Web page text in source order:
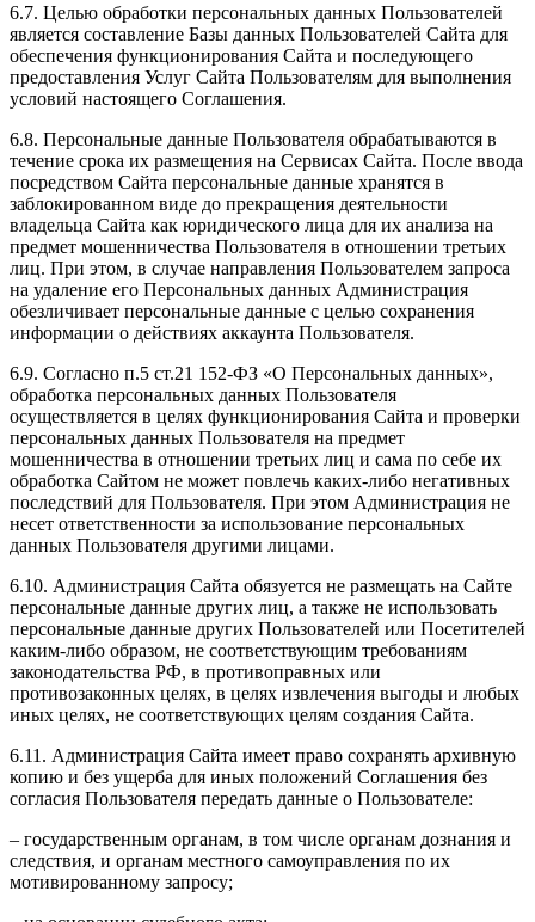
6.7. Целью обработки персональных данных Пользователей
является составление Базы данных Пользователей Сайта для
обеспечения функционирования Сайта и последующего
предоставления Услуг Сайта Пользователям для выполнения
условий настоящего Соглашения.
6.8. Персональные данные Пользователя обрабатываются в
течение срока их размещения на Сервисах Сайта. После ввода
посредством Сайта персональные данные хранятся в
заблокированном виде до прекращения деятельности
владельца Сайта как юридического лица для их анализа на
предмет мошенничества Пользователя в отношении третьих
лиц. При этом, в случае направления Пользователем запроса
на удаление его Персональных данных Администрация
обезличивает персональные данные с целью сохранения
информации о действиях аккаунта Пользователя.
6.9. Согласно п.5 ст.21 152-ФЗ «О Персональных данных»,
обработка персональных данных Пользователя
осуществляется в целях функционирования Сайта и проверки
персональных данных Пользователя на предмет
мошенничества в отношении третьих лиц и сама по себе их
обработка Сайтом не может повлечь каких-либо негативных
последствий для Пользователя. При этом Администрация не
несет ответственности за использование персональных
данных Пользователя другими лицами.
6.10. Администрация Сайта обязуется не размещать на Сайте
персональные данные других лиц, а также не использовать
персональные данные других Пользователей или Посетителей
каким-либо образом, не соответствующим требованиям
законодательства РФ, в противоправных или
противозаконных целях, в целях извлечения выгоды и любых
иных целях, не соответствующих целям создания Сайта.
6.11. Администрация Сайта имеет право сохранять архивную
копию и без ущерба для иных положений Соглашения без
согласия Пользователя передать данные о Пользователе:
– государственным органам, в том числе органам дознания и
следствия, и органам местного самоуправления по их
мотивированному запросу;